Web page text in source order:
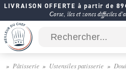
LIVRAISON OFFERTE à partir de
Corse, îles et zones difficiles
Pâtisserie Ustensiles patisserie